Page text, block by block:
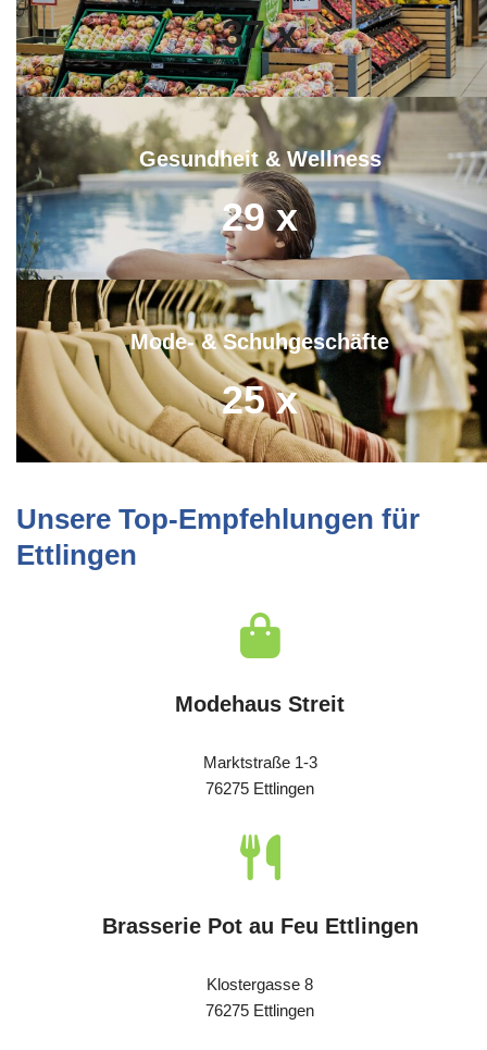
37 x
Gesundheit & Wellness
29 x
Mode- & Schuhgeschäfte
25 x
Unsere Top-Empfehlungen für
Ettlingen
Modehaus Streit
Marktstraße 1-3
76275 Ettlingen
Brasserie Pot au Feu Ettlingen
Klostergasse 8
76275 Ettlingen